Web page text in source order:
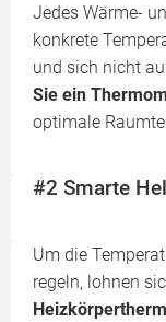
Jedes Wärme-
konkrete
und sich nicht
Sie ein
optimale
#2 Smarte
Um die
regeln, lohnen